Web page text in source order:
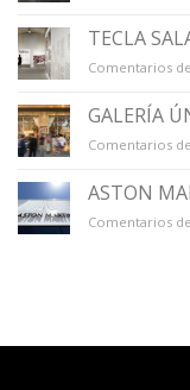
TECLA
Comentarios
GALERÍA
Comentarios
ASTON
Comentarios